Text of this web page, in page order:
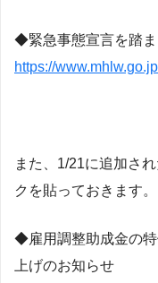
◆緊急事態宣言を踏
https://
また、1/21に追加さ
クを貼っておきます。
◆雇用調整助成金の特
上げのお知らせ